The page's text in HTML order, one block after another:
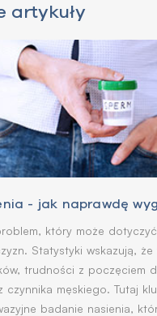
artykuły
- jak naprawdę
który może
Statystyki wskazują, że
trudności z poczęciem
czynnika męskiego. Tutaj
badanie nasienia,